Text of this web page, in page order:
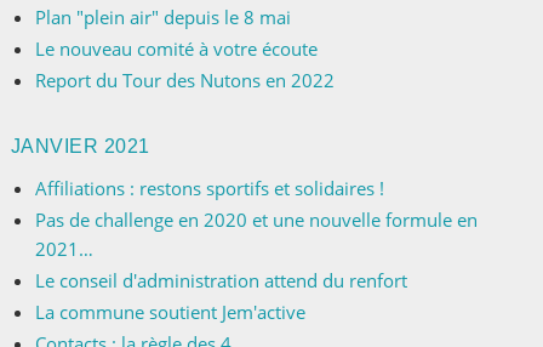
Plan "plein air" depuis le 8 mai
Le nouveau comité à votre écoute
Report du Tour des Nutons en 2022
JANVIER 2021
Affiliations : restons sportifs et solidaires !
Pas de challenge en 2020 et une nouvelle formule en
2021…
Le conseil d'administration attend du renfort
La commune soutient Jem'active